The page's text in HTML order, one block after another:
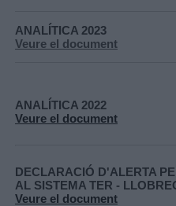
ANALÍTICA 2023
Veure el document
ANALÍTICA 2022
Veure​​​​​​​​​​​​​​ el document
DECLARACIÓ D'ALERTA
AL SISTEMA TER -
Veure​​​​​​​ el document